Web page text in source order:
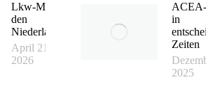
Lkw-Maut in
den
Niederlanden
April 21,
2026
ACEA-
in
Zeiten
Dezember
2025